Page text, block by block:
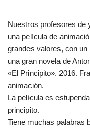
Nuestros profesores de
una película de
grandes valores, con
una gran novela de
«El Principito». 2016.
animación.
La película es
principito.
Tiene muchas palabras